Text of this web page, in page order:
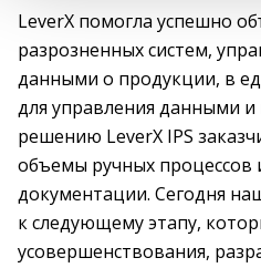
LeverX помогла успешно
разрозненных систем,
данными о продукции, в
для управления данными и
решению LeverX IPS
объемы ручных процессов
документации. Сегодня
к следующему этапу,
усовершенствования,